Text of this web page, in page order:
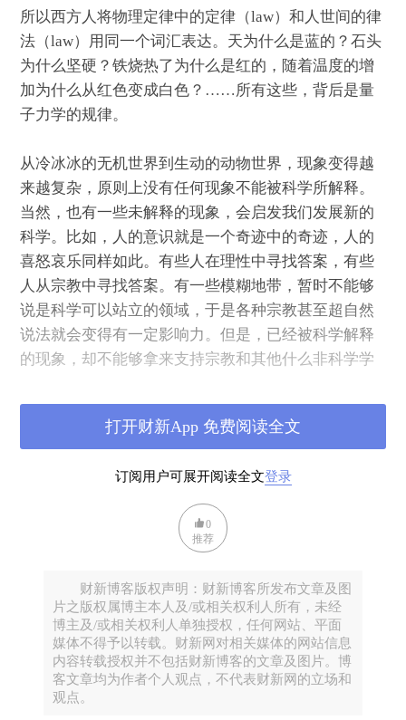
所以西方人将物理定律中的定律（law）和人世间的律
法（law）用同一个词汇表达。天为什么是蓝的？石头
为什么坚硬？铁烧热了为什么是红的，随着温度的增
加为什么从红色变成白色？……所有这些，背后是量
子力学的规律。
从冷冰冰的无机世界到生动的动物世界，现象变得越
来越复杂，原则上没有任何现象不能被科学所解释。
当然，也有一些未解释的现象，会启发我们发展新的
科学。比如，人的意识就是一个奇迹中的奇迹，人的
喜怒哀乐同样如此。有些人在理性中寻找答案，有些
人从宗教中寻找答案。有一些模糊地带，暂时不能够
说是科学可以站立的领域，于是各种宗教甚至超自然
说法就会变得有一定影响力。但是，已经被科学解释
的现象，却不能够拿来支持宗教和其他什么非科学学
量子、量子纠缠、量子通讯……这些词汇越来越热，
来越多，传播速度的提高以及公众对科学越来越大的
好奇心也增加了这些词汇的热度。
在出版了《给孩子讲量子力学》之后，我在签售过程
中发现不论是成人还是孩子，像“量子纠缠”这样的词
汇会脱口而出，也有人发问量子世界观是否与佛教世
界观相似，以及量子力学是否支持人类灵魂存在。
我又发现他们提出这样的问题和近些年流行的两篇朱
清时先生的文章有关。最早的一篇文章是谈弦论与佛
订阅用户可展开阅读全文登录
打开财新App 免费阅读全文
0
推荐
财新博客版权声明：财新博客所发布文章及图
片之版权属博主本人及/或相关权利人所有，未经
博主及/或相关权利人单独授权，任何网站、平面
媒体不得予以转载。财新网对相关媒体的网站信息
内容转载授权并不包括财新博客的文章及图片。博
客文章均为作者个人观点，不代表财新网的立场和
观点。